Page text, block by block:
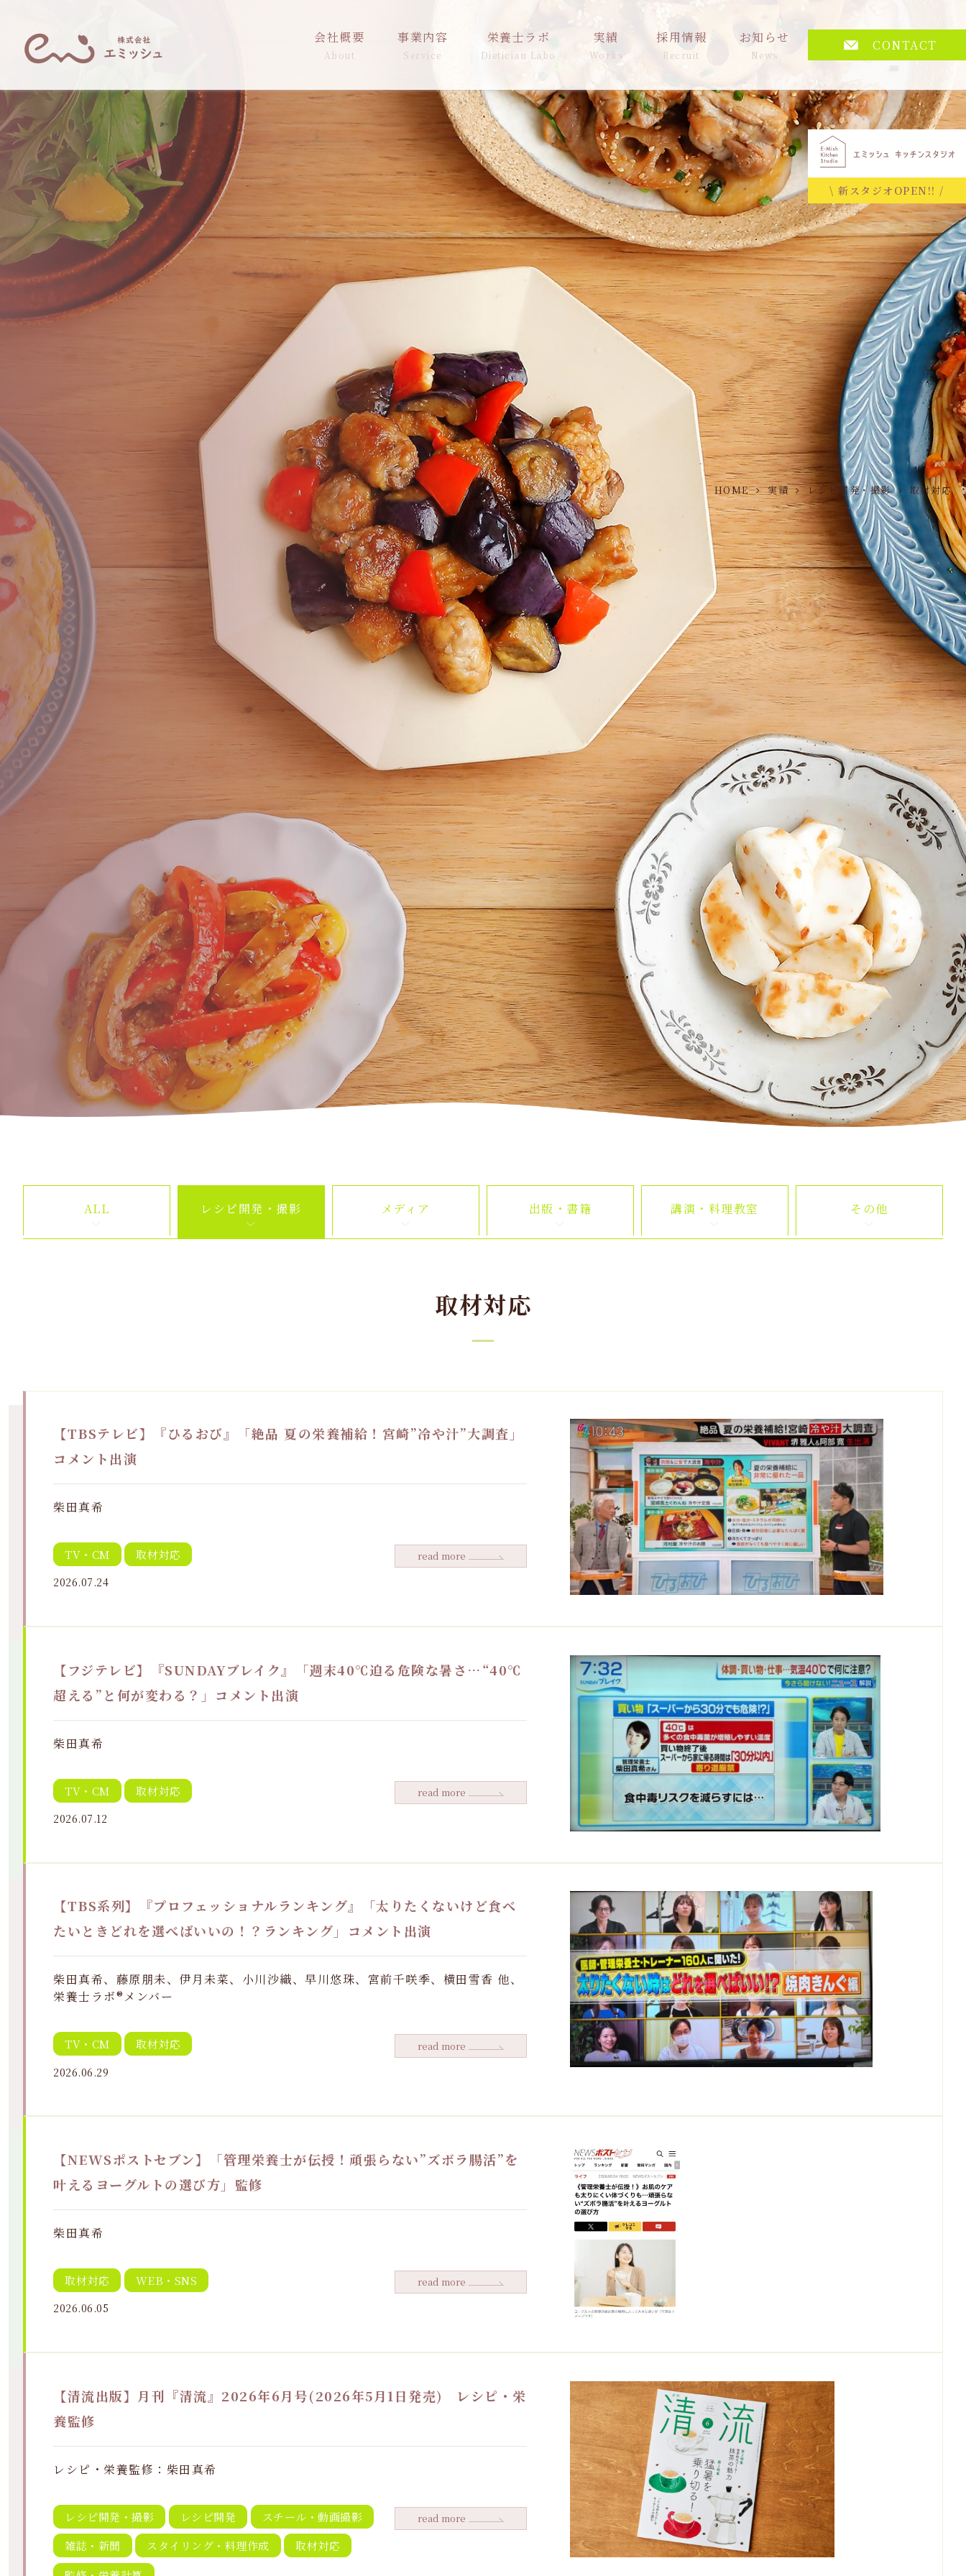
会社概要
About
事業内容
Service
栄養士ラボ
Dietician Labo
実績
Works
採用情報
Recruit
お知らせ
News
CONTACT
\ 新スタジオOPEN!! /
HOME 実績 レシピ開発・撮影 取材対応
ALL レシピ開発・撮影 メディア 出版・書籍 講演・料理教室 その他
取材対応
【TBSテレビ】『ひるおび』「絶品 夏の栄養補給！宮崎”冷や汁”大調査」
コメント出演
柴田真希
TV・CM 取材対応
2026.07.24
read more
【フジテレビ】『SUNDAYブレイク』「週末40℃迫る危険な暑さ…“40℃
超える”と何が変わる？」コメント出演
柴田真希
TV・CM 取材対応
2026.07.12
read more
【TBS系列】『プロフェッショナルランキング』「太りたくないけど食べ
たいときどれを選べばいいの！？ランキング」コメント出演
柴田真希、藤原朋未、伊月未菜、小川沙織、早川悠珠、宮前千咲季、横田雪香 他、
栄養士ラボ®メンバー
TV・CM 取材対応
2026.06.29
read more
【NEWSポストセブン】「管理栄養士が伝授！頑張らない”ズボラ腸活”を
叶えるヨーグルトの選び方」監修
柴田真希
取材対応 WEB・SNS
2026.06.05
read more
【清流出版】月刊『清流』2026年6月号(2026年5月1日発売) レシピ・栄
養監修
レシピ・栄養監修：柴田真希
レシピ開発・撮影 レシピ開発
スチール・動画撮影
雑誌・新聞
スタイリング・料理作成
取材対応
read more